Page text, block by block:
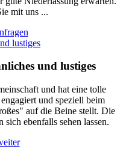
mit uns ...
und lustiges
und hat eine tolle
und speziell beim
auf die Beine stellt. Die
sich ebenfalls sehen lassen.